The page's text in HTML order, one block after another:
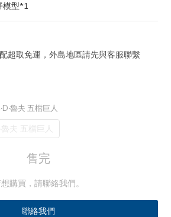
模型*1
超取免運，外島地區請先與客服聯繫
魯夫 五檔巨人
魯夫 五檔巨人
售完
購買，請聯絡我們。
聯絡我們